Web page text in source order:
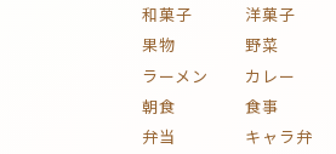
和菓子
洋菓子
果物
野菜
ラーメン
カレー
朝食
食事
弁当
キャラ弁